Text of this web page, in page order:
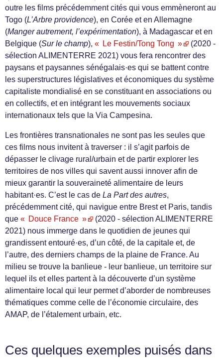
outre les films précédemment cités qui vous emmèneront au
Togo (L’Arbre providence), en Corée et en Allemagne
(Manger autrement, l’expérimentation), à Madagascar et en
Belgique (Sur le champ), « Le Festin/Tong Tong »
(2020 -
sélection ALIMENTERRE 2021) vous fera rencontrer des
paysans et paysannes sénégalais·es qui se battent contre
les superstructures législatives et économiques du système
capitaliste mondialisé en se constituant en associations ou
en collectifs, et en intégrant les mouvements sociaux
internationaux tels que la Via Campesina.
Les frontières transnationales ne sont pas les seules que
ces films nous invitent à traverser : il s’agit parfois de
dépasser le clivage rural/urbain et de partir explorer les
territoires de nos villes qui savent aussi innover afin de
mieux garantir la souveraineté alimentaire de leurs
habitant·es. C’est le cas de La Part des autres,
précédemment cité, qui navigue entre Brest et Paris, tandis
que « Douce France »
(2020 - sélection ALIMENTERRE
2021) nous immerge dans le quotidien de jeunes qui
grandissent entouré·es, d’un côté, de la capitale et, de
l’autre, des derniers champs de la plaine de France. Au
milieu se trouve la banlieue - leur banlieue, un territoire sur
lequel ils et elles partent à la découverte d’un système
alimentaire local qui leur permet d’aborder de nombreuses
thématiques comme celle de l’économie circulaire, des
AMAP, de l’étalement urbain, etc.
Ces quelques exemples puisés dans